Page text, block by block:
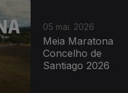
05 mai. 2026
Meia Maratona
Concelho de
Santiago 2026